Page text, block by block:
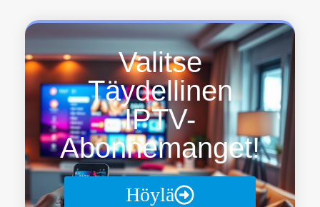
Valitse
Täydellinen
IPTV-
Abonnemanget!
Höylä